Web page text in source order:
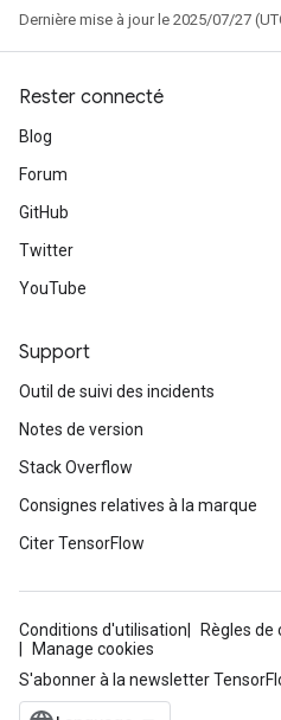
Dernière mise à jour le 2025/07/27
Rester connecté
Blog
Forum
GitHub
Twitter
YouTube
Support
Outil de suivi des incidents
Notes de version
Stack Overflow
Consignes relatives à la marque
Citer TensorFlow
Conditions d'utilisation
Règles
Manage cookies
S'abonner à la newsletter